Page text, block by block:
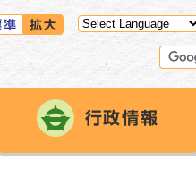
準 拡大
行政情報